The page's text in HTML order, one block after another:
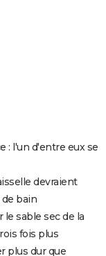
: l'un d'entre eux se
devraient
bain
le sable sec de la
fois plus
plus dur que